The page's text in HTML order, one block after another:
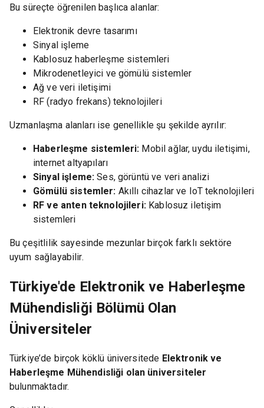
Bu süreçte öğrenilen başlıca alanlar:
Elektronik devre tasarımı
Sinyal işleme
Kablosuz haberleşme sistemleri
Mikrodenetleyici ve gömülü sistemler
Ağ ve veri iletişimi
RF (radyo frekans) teknolojileri
Uzmanlaşma alanları ise genellikle şu şekilde ayrılır:
Haberleşme sistemleri: Mobil ağlar, uydu iletişimi,
internet altyapıları
Sinyal işleme: Ses, görüntü ve veri analizi
Gömülü sistemler: Akıllı cihazlar ve IoT teknolojileri
RF ve anten teknolojileri:Kablosuz iletişim
sistemleri
Bu çeşitlilik sayesinde mezunlar birçok farklı sektöre
uyum sağlayabilir.
Türkiye'de Elektronik ve Haberleşme
Mühendisliği Bölümü Olan
Üniversiteler
Türkiye’de birçok köklü üniversitede Elektronik ve
Haberleşme Mühendisliği olan üniversiteler
bulunmaktadır.